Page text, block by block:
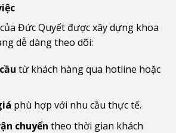
Đức Quyết được xây dựng khoa
dễ dàng theo dõi:
từ khách hàng qua hotline hoặc
phù hợp với nhu cầu thực tế.
chuyển theo thời gian khách